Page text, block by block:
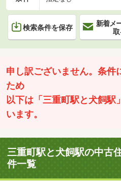
検索条件を保存
新着メ
取
申し訳ございません。条件
ため
以下は「三重町駅と犬飼駅
います。
三重町駅と犬飼駅の中古
件一覧